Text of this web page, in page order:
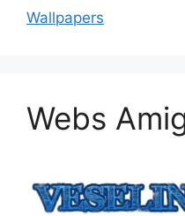
Wallpapers
Webs